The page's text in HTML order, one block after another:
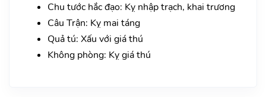
Chu tước hắc đạo: Kỵ nhập trạch, khai trương
Câu Trận: Kỵ mai táng
Quả tú: Xấu với giá thú
Không phòng: Kỵ giá thú